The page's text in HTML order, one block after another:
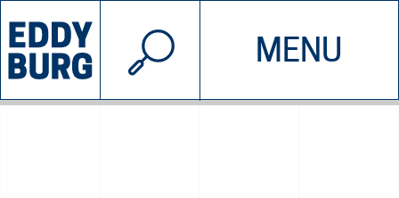
MENU
INIZIATIVE CHI SIAMO
© 2026 EDDYBURG